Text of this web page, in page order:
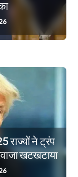
राज्यों ने ट्रंप
खटखटाया